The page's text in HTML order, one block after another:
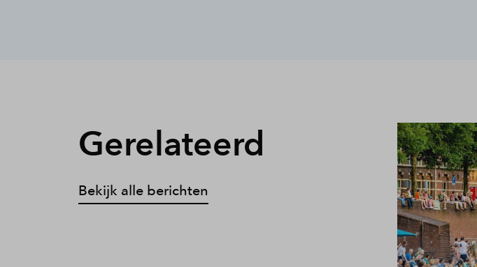
Gerelateerd
Bekijk alle berichten